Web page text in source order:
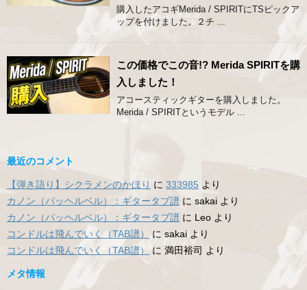
購入したアコギMerida / SPIRITにTSピックア
ップを付けました。２チ ...
この価格でこの音!? Merida SPIRITを購
入しました！
アコースティックギターを購入しました。
Merida / SPIRITというモデル ...
最近のコメント
【弾き語り】シクラメンのかほり に 333985 より
カノン（パッヘルベル）：ギタータブ譜 に sakai より
カノン（パッヘルベル）：ギタータブ譜 に Leo より
コンドルは飛んでいく（TAB譜）
に sakai より
コンドルは飛んでいく（TAB譜）
に 満田裕司 より
メタ情報